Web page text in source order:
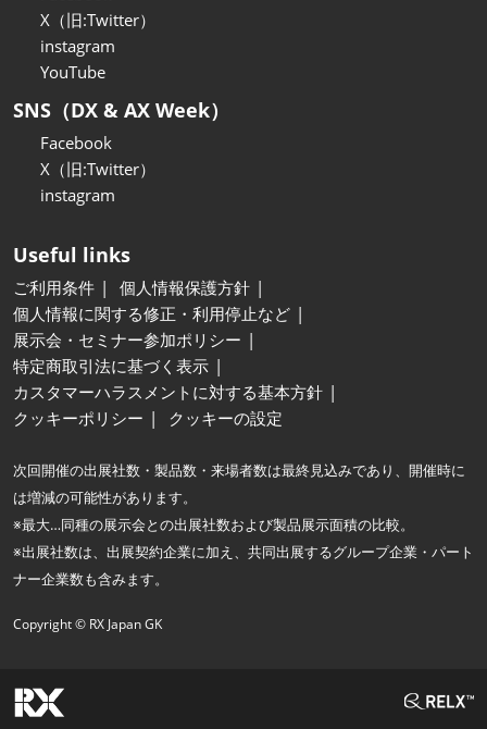
X（旧:Twitter）
instagram
YouTube
SNS（DX & AX Week）
Facebook
X（旧:Twitter）
instagram
Useful links
ご利用条件
個人情報保護方針
個人情報に関する修正・利用停止など
展示会・セミナー参加ポリシー
特定商取引法に基づく表示
カスタマーハラスメントに対する基本方針
クッキーポリシー
クッキーの設定
次回開催の出展社数・製品数・来場者数は最終見込みであり、開催時に
は増減の可能性があります。
※最大…同種の展示会との出展社数および製品展示面積の比較。
※出展社数は、出展契約企業に加え、共同出展するグループ企業・パート
ナー企業数も含みます。
Copyright © RX Japan GK